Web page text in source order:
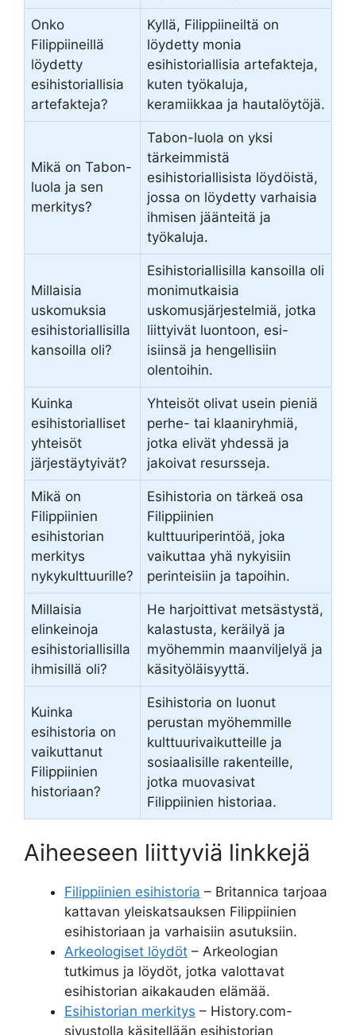
Onko
Filippiineillä
löydetty
esihistoriallisia
artefakteja?
Kyllä, Filippiineiltä on
löydetty monia
esihistoriallisia artefakteja,
kuten työkaluja,
keramiikkaa ja hautalöytöjä.
Mikä on Tabon-
luola ja sen
merkitys?
Tabon-luola on yksi
tärkeimmistä
esihistoriallisista löydöistä,
jossa on löydetty varhaisia
ihmisen jäänteitä ja
työkaluja.
Millaisia
uskomuksia
esihistoriallisilla
kansoilla oli?
Esihistoriallisilla kansoilla oli
monimutkaisia
uskomusjärjestelmiä, jotka
liittyivät luontoon, esi-
isiinsä ja hengellisiin
olentoihin.
Kuinka
esihistorialliset
yhteisöt
järjestäytyivät?
Yhteisöt olivat usein pieniä
perhe- tai klaaniryhmiä,
jotka elivät yhdessä ja
jakoivat resursseja.
Mikä on
Filippiinien
esihistorian
merkitys
nykykulttuurille?
Esihistoria on tärkeä osa
Filippiinien
kulttuuriperintöä, joka
vaikuttaa yhä nykyisiin
perinteisiin ja tapoihin.
Millaisia
elinkeinoja
esihistoriallisilla
ihmisillä oli?
He harjoittivat metsästystä,
kalastusta, keräilyä ja
myöhemmin maanviljelyä ja
käsityöläisyyttä.
Kuinka
esihistoria on
vaikuttanut
Filippiinien
historiaan?
Esihistoria on luonut
perustan myöhemmille
kulttuurivaikutteille ja
sosiaalisille rakenteille,
jotka muovasivat
Filippiinien historiaa.
Aiheeseen liittyviä linkkejä
Filippiinien esihistoria – Britannica tarjoaa
kattavan yleiskatsauksen Filippiinien
esihistoriaan ja varhaisiin asutuksiin.
Arkeologiset löydöt – Arkeologian
tutkimus ja löydöt, jotka valottavat
esihistorian aikakauden elämää.
Esihistorian merkitys – History.com-
sivustolla käsitellään esihistorian